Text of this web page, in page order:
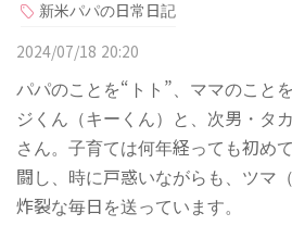
新米パパの日常日記
2024/07/18 20:20
パパのことを“トト”、ママのこと
ジくん（キーくん）と、次男・タ
さん。子育ては何年経っても初め
闘し、時に戸惑いながらも、ツマ
炸裂な毎日を送っています。